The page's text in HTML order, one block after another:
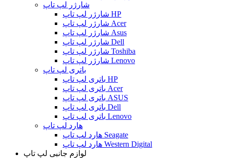
شارژر لپ تاپ
شارژر لپ تاپ HP
شارژر لپ تاپ Acer
شارژر لپ تاپ Asus
شارژر لپ تاپ Dell
شارژر لپ تاپ Toshiba
شارژر لپ تاپ Lenovo
باتری لپ تاپ
باتری لپ تاپ HP
باتری لپ تاپ Acer
باتری لپ تاپ ASUS
باتری لپ تاپ Dell
باتری لپ تاپ Lenovo
هارد لپ تاپ
هارد لپ تاپ Seagate
هارد لپ تاپ Western Digital
لوازم جانبی لپ تاپ